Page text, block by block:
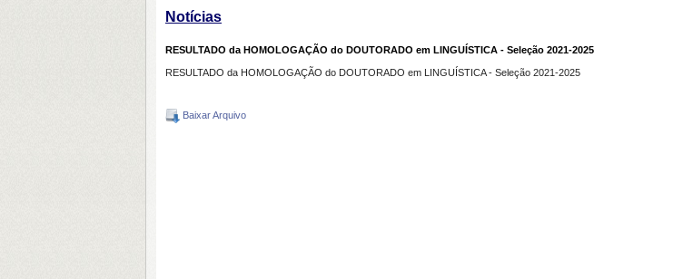
Notícias
RESULTADO da HOMOLOGAÇÃO do DOUTORADO em LINGUÍSTICA - Seleção 2021-2025
RESULTADO da HOMOLOGAÇÃO do DOUTORADO em LINGUÍSTICA - Seleção 2021-2025
Baixar Arquivo